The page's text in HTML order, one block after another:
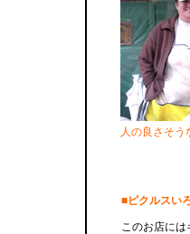
人の良さそう
■ピクルスい
このお店に